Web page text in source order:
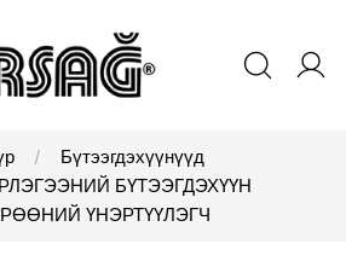
Бүтээгдэхүүнүүд
БҮТЭЭГДЭХҮҮН
ҮНЭРТҮҮЛЭГЧ